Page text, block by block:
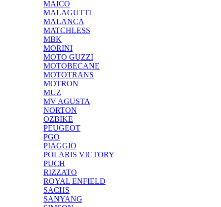
MAICO
MALAGUTTI
MALANCA
MATCHLESS
MBK
MORINI
MOTO GUZZI
MOTOBECANE
MOTOTRANS
MOTRON
MUZ
MV AGUSTA
NORTON
OZBIKE
PEUGEOT
PGO
PIAGGIO
POLARIS VICTORY
PUCH
RIZZATO
ROYAL ENFIELD
SACHS
SANYANG